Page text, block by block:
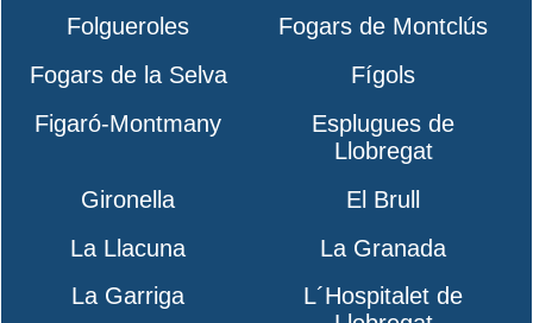
Folgueroles
Fogars de Montclús
Fogars de la Selva
Fígols
Figaró-Montmany
Esplugues de
Llobregat
Gironella
El Brull
La Llacuna
La Granada
La Garriga
L´Hospitalet de